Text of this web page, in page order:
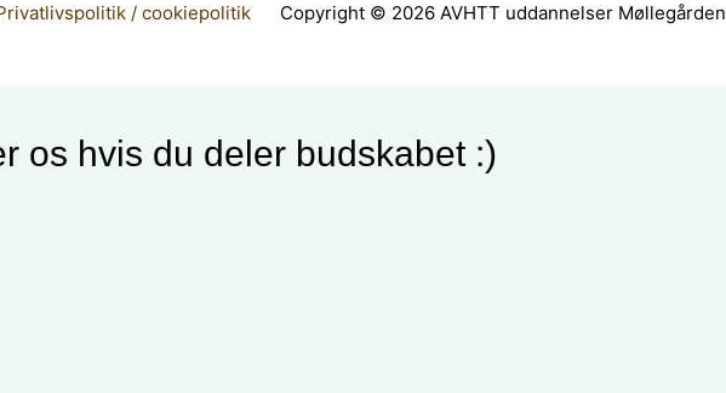
/ cookiepolitik Copyright © 2026 AVHTT uddannelser Møllegården
os hvis du deler budskabet :)